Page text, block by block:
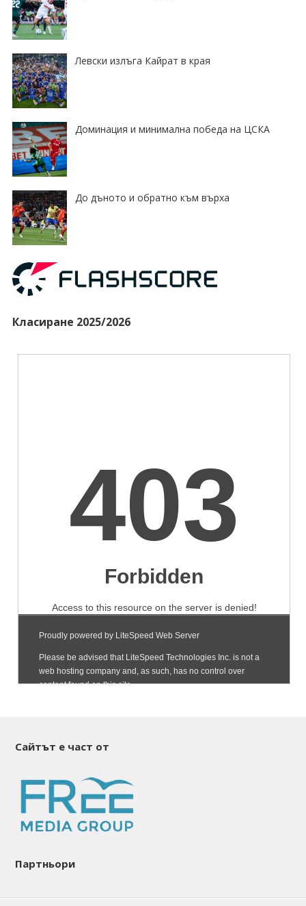
Левски излъга Кайрат в края
Доминация и минимална победа на ЦСКА
До дъното и обратно към върха
Класиране 2025/2026
Сайтът е част от
Партньори